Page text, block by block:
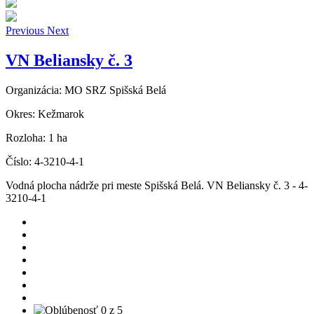
Previous Next
VN Beliansky č. 3
Organizácia: MO SRZ Spišská Belá
Okres: Kežmarok
Rozloha: 1 ha
Číslo: 4-3210-4-1
Vodná plocha nádrže pri meste Spišská Belá. VN Beliansky č. 3 - 4-
3210-4-1